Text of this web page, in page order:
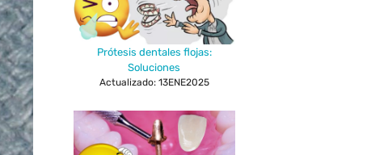
Prótesis dentales flojas:
Soluciones
Actualizado: 13ENE2025